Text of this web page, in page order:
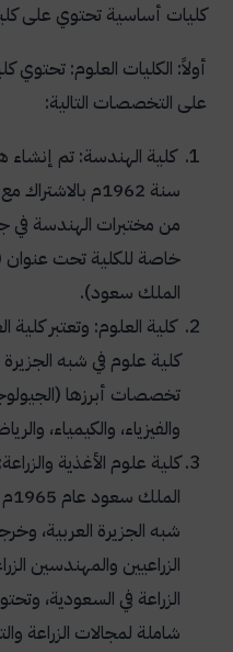
كليات أساسية تحتوي على
أولاً: الكليات العلوم: تحتوي
على التخصصات التالية:
كلية الهندسة: تم إنشاء
سنة 1962م
من مختبرات الهندسة
خاصة للكلية تحت عنوان
الملك سعود).
كلية العلوم: وتعتبر
كلية علوم في شبه
تخصصات أبرزها
والفيزياء، والكيمياء،
كلية علوم الأغذية
شبه الجزيرة العربية،
الزراعيين والمهندسين
الزراعة في السعودية،
شاملة لمجالات الزراعة